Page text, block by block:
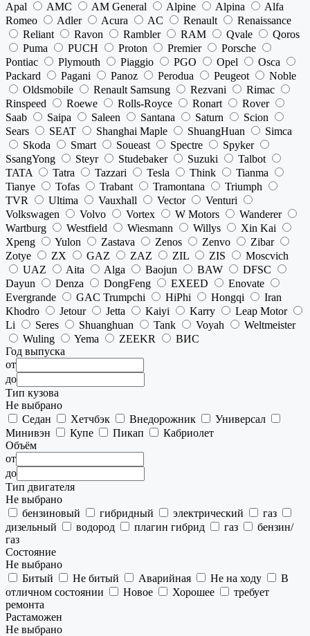
Apal
AMC AM General Alpine Alpina
Alfa
Romeo
Adler Acura AC Renault
Renaissance
Reliant
Ravon Rambler RAM Qvale
Qoros
Puma
PUCH Proton Premier
Porsche
Pontiac
Plymouth Piaggio PGO Opel
Osca
Packard
Pagani Panoz Perodua Peugeot
Noble
Oldsmobile
Renault Samsung Rezvani
Rimac
Rinspeed
Roewe Rolls-Royce Ronart
Rover
Saab
Saipa Saleen Santana Saturn
Scion
Sears
SEAT Shanghai Maple ShuangHuan
Simca
Skoda
Smart Soueast Spectre
Spyker
SsangYong
Steyr Studebaker Suzuki
Talbot
TATA
Tatra Tazzari Tesla Think
Tianma
Tianye
Tofas Trabant Tramontana
Triumph
TVR
Ultima Vauxhall Vector
Venturi
Volkswagen
Volvo Vortex W Motors
Wanderer
Wartburg
Westfield Wiesmann Willys
Xin Kai
Xpeng
Yulon Zastava Zenos Zenvo
Zibar
Zotye
ZX GAZ ZAZ ZIL ZIS
Moscvich
UAZ
Aita Alga Baojun BAW
DFSC
Dayun
Denza DongFeng EXEED
Enovate
Evergrande
GAC Trumpchi HiPhi Hongqi
Iran
Khodro
Jetour Jetta Kaiyi Karry
Leap Motor
Li
Seres Shuanghuan Tank Voyah
Weltmeister
Wuling
Yema ZEEKR
ВИС
Год выпуска
от
до
Тип кузова
Не выбрано
Седан
Хетчбэк Внедорожник
Универсал
Минивэн
Купе Пикап
Кабриолет
Объём
от
до
Тип двигателя
Не выбрано
бензиновый
гибридный электрический
газ
дизельный
водород плагин гибрид газ
бензин/
газ
Состояние
Не выбрано
Битый
Не битый Аварийная Не на ходу
В
отличном состоянии
Новое Хорошее
требует
ремонта
Растаможен
Не выбрано